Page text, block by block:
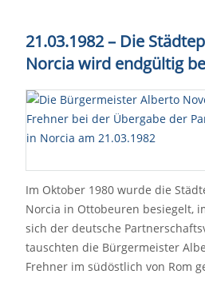
21.03.1982 – Die
Norcia wird endgültig
Im Oktober 1980 wurde die
Norcia in Ottobeuren besiegelt,
sich der deutsche
tauschten die Bürgermeister
Frehner im südöstlich von Rom